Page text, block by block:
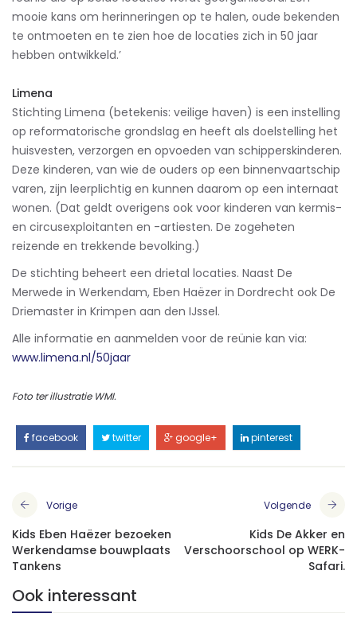
mooie kans om herinneringen op te halen, oude bekenden
te ontmoeten en te zien hoe de locaties zich in 50 jaar
hebben ontwikkeld.’
Limena
Stichting Limena (betekenis: veilige haven) is een instelling
op reformatorische grondslag en heeft als doelstelling het
huisvesten, verzorgen en opvoeden van schipperskinderen.
Deze kinderen, van wie de ouders op een binnenvaartschip
varen, zijn leerplichtig en kunnen daarom op een internaat
wonen. (Dat geldt overigens ook voor kinderen van kermis-
en circusexploitanten en -artiesten. De zogeheten
reizende en trekkende bevolking.)
De stichting beheert een drietal locaties. Naast De
Merwede in Werkendam, Eben Haëzer in Dordrecht ook De
Driemaster in Krimpen aan den IJssel.
Alle informatie en aanmelden voor de reünie kan via:
www.limena.nl/50jaar​
Foto ter illustratie WMI.
facebook twitter google+ pinterest
Vorige
Kids Eben Haëzer bezoeken
Werkendamse bouwplaats
Tankens
Volgende
Kids De Akker en
Verschoorschool op WERK-
Safari.
Ook interessant